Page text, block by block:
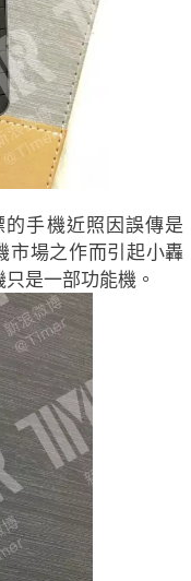
的手機近照因誤傳是
市場之作而引起小轟
是一部功能機。